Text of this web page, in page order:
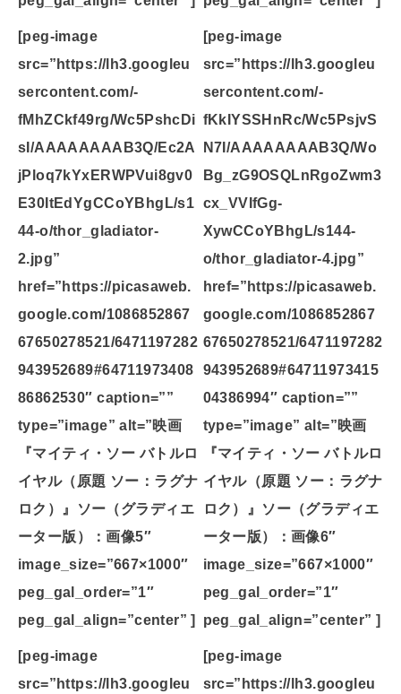
[peg-image
src=”https://lh3.googleu
sercontent.com/-
fMhZCkf49rg/Wc5PshcDi
sI/AAAAAAAAB3Q/Ec2A
jPloq7kYxERWPVui8gv0
E30ItEdYgCCoYBhgL/s1
44-o/thor_gladiator-
2.jpg”
href=”https://picasaweb.
google.com/1086852867
67650278521/6471197282
943952689#64711973408
86862530″ caption=””
type=”image” alt=”映画
『マイティ・ソー バトルロ
イヤル（原題 ソー：ラグナ
ロク）』ソー（グラディエ
ーター版）：画像5″
image_size=”667×1000″
peg_gal_order=”1″
peg_gal_align=”center” ]
[peg-image
src=”https://lh3.googleu
sercontent.com/-
fKkIYSSHnRc/Wc5PsjvS
N7I/AAAAAAAAB3Q/Wo
Bg_zG9OSQLnRgoZwm3
cx_VVIfGg-
XywCCoYBhgL/s144-
o/thor_gladiator-4.jpg”
href=”https://picasaweb.
google.com/1086852867
67650278521/6471197282
943952689#64711973415
04386994″ caption=””
type=”image” alt=”映画
『マイティ・ソー バトルロ
イヤル（原題 ソー：ラグナ
ロク）』ソー（グラディエ
ーター版）：画像6″
image_size=”667×1000″
peg_gal_order=”1″
peg_gal_align=”center” ]
[peg-image
src=”https://lh3.googleu
[peg-image
src=”https://lh3.googleu